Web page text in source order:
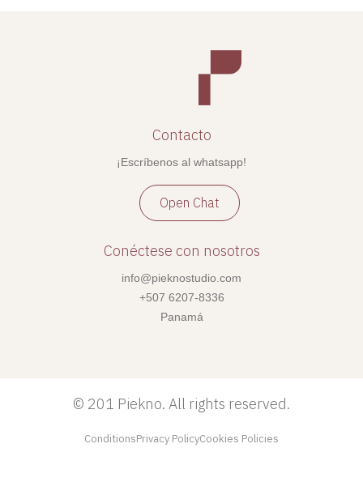
Contacto
¡Escríbenos al whatsapp!
Open Chat
Conéctese con nosotros
info@pieknostudio.com
+507 6207-8336
Panamá
© 201 Piekno. All rights reserved.
ConditionsPrivacy PolicyCookies Policies